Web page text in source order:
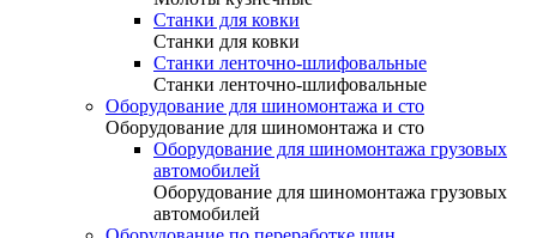
Станки для ковки
Станки для ковки
Станки ленточно-шлифовальные
Станки ленточно-шлифовальные
Оборудование для шиномонтажа и сто
Оборудование для шиномонтажа и сто
Оборудование для шиномонтажа грузовых
автомобилей
Оборудование для шиномонтажа грузовых
автомобилей